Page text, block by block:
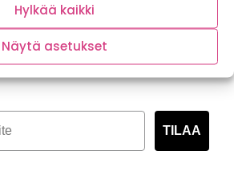
Hylkää kaikki
Näytä asetuksetuutiskirje
TILAA